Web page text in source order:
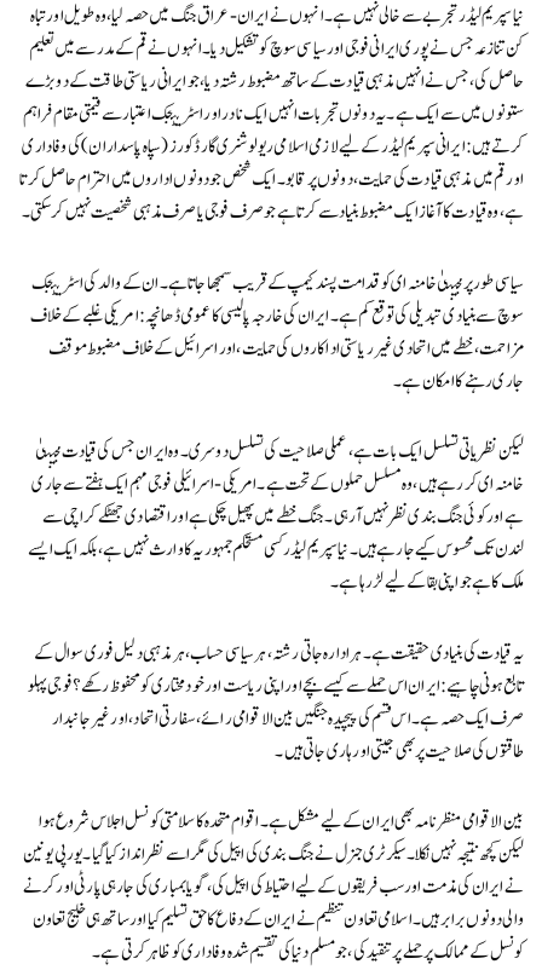
نیا سپریم لیڈر تجربے سے خالی نہیں ہے۔ انہوں نے ایران-عراق جنگ میں حصہ لیا، وہ طویل اور تباہ
کن تنازعہ جس نے پوری ایرانی فوجی اور سیاسی سوچ کو تشکیل دیا۔ انہوں نے قم کے مدرسے میں تعلیم
حاصل کی، جس نے انہیں مذہبی قیادت کے ساتھ مضبوط رشتہ دیا، جو ایرانی ریاستی طاقت کے دو بڑے
ستونوں میں سے ایک ہے۔ یہ دونوں تجربات انہیں ایک نادر اور اسٹریٹجک اعتبار سے قیمتی مقام فراہم
کرتے ہیں: ایرانی سپریم لیڈر کے لیے لازمی اسلامی ریولوشنری گارڈ کورز (سپاہ پاسداران) کی وفاداری
اور قم میں مذہبی قیادت کی حمایت، دونوں پر قابو۔ ایک شخص جو دونوں اداروں میں احترام حاصل کرتا
ہے، وہ قیادت کا آغاز ایک مضبوط بنیاد سے کرتا ہے جو صرف فوجی یا صرف مذہبی شخصیت نہیں کر سکتی۔
سیاسی طور پر مجتبیٰ خامنہ ای کو قدامت پسند کیمپ کے قریب سمجھا جاتا ہے۔ ان کے والد کی اسٹریٹجک
سوچ سے بنیادی تبدیلی کی توقع کم ہے۔ ایران کی خارجہ پالیسی کا عمومی ڈھانچہ: امریکی غلبے کے خلاف
مزاحمت، خطے میں اتحادی غیر ریاستی اداکاروں کی حمایت، اور اسرائیل کے خلاف مضبوط موقف
جاری رہنے کا امکان ہے۔
لیکن نظریاتی تسلسل ایک بات ہے، عملی صلاحیت کی تسلسل دوسری۔ وہ ایران جس کی قیادت مجتبیٰ
خامنہ ای کر رہے ہیں، وہ مسلسل حملوں کے تحت ہے۔ امریکی-اسرائیلی فوجی مہم ایک ہفتے سے جاری
ہے اور کوئی جنگ بندی نظر نہیں آ رہی۔ جنگ خطے میں پھیل چکی ہے اور اقتصادی جھٹکے کراچی سے
لندن تک محسوس کیے جا رہے ہیں۔ نیا سپریم لیڈر کسی مستحکم جمہوریہ کا وارث نہیں ہے، بلکہ ایک ایسے
ملک کا ہے جو اپنی بقا کے لیے لڑ رہا ہے۔
یہ قیادت کی بنیادی حقیقت ہے۔ ہر ادارہ جاتی رشتہ، ہر سیاسی حساب، ہر مذہبی دلیل فوری سوال کے
تابع ہونی چاہیے: ایران اس حملے سے کیسے بچے اور اپنی ریاست اور خودمختاری کو محفوظ رکھے؟ فوجی پہلو
صرف ایک حصہ ہے۔ اس قسم کی پیچیدہ جنگیں بین الاقوامی رائے، سفارتی اتحاد، اور غیر جانبدار
طاقتوں کی صلاحیت پر بھی جیتی اور ہاری جاتی ہیں۔
بین الاقوامی منظرنامہ بھی ایران کے لیے مشکل ہے۔ اقوام متحدہ کا سلامتی کونسل اجلاس شروع ہوا
لیکن کچھ نتیجہ نہیں نکلا۔ سیکرٹری جنرل نے جنگ بندی کی اپیل کی مگر اسے نظر انداز کیا گیا۔ یورپی یونین
نے ایران کی مذمت اور سب فریقوں کے لیے احتیاط کی اپیل کی، گویا بمباری کی جارہی پارٹی اور کرنے
والی دونوں برابر ہیں۔ اسلامی تعاون تنظیم نے ایران کے دفاع کا حق تسلیم کیا اور ساتھ ہی خلیج تعاون
کونسل کے ممالک پر حملے پر تنقید کی، جو مسلم دنیا کی تقسیم شدہ وفاداری کو ظاہر کرتی ہے۔